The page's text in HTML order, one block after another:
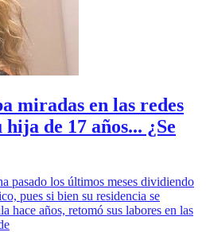
miradas en las redes
de 17 años... ¿Se
pasado los últimos meses dividiendo
pues si bien su residencia se
hace años, retomó sus labores en las